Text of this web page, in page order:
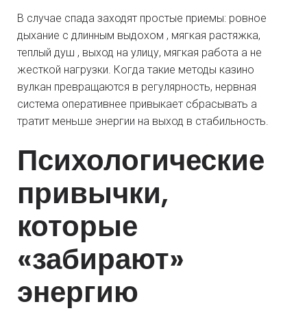
В случае спада заходят простые приемы: ровное
дыхание с длинным выдохом , мягкая растяжка,
теплый душ , выход на улицу, мягкая работа а не
жесткой нагрузки. Когда такие методы казино
вулкан превращаются в регулярность, нервная
система оперативнее привыкает сбрасывать а
тратит меньше энергии на выход в стабильность.
Психологические
привычки,
которые
«забирают»
энергию